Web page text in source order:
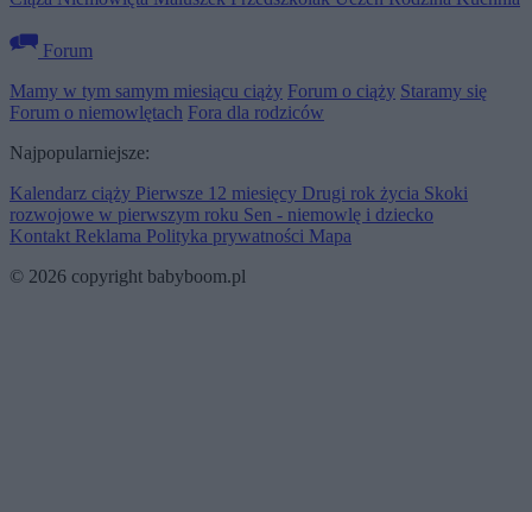
Forum
Mamy w tym samym miesiącu ciąży Forum o ciąży Staramy się
Forum o niemowlętach Fora dla rodziców
Najpopularniejsze:
Kalendarz ciąży Pierwsze 12 miesięcy Drugi rok życia Skoki
rozwojowe w pierwszym roku Sen - niemowlę i dziecko
Kontakt Reklama Polityka prywatności Mapa
© 2026 copyright babyboom.pl